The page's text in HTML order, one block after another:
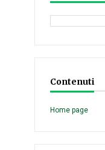
Contenuti
Home page